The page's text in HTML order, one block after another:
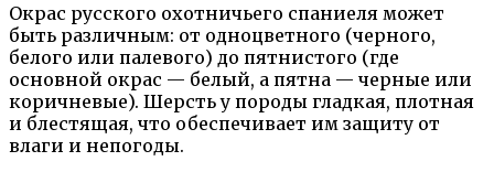
Окрас русского охотничьего спаниеля может
быть различным: от одноцветного (черного,
белого или палевого) до пятнистого (где
основной окрас — белый, а пятна — черные или
коричневые). Шерсть у породы гладкая, плотная
и блестящая, что обеспечивает им защиту от
влаги и непогоды.